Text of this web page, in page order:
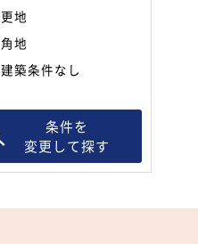
更地
角地
建築条件なし
条件を
変更して探す